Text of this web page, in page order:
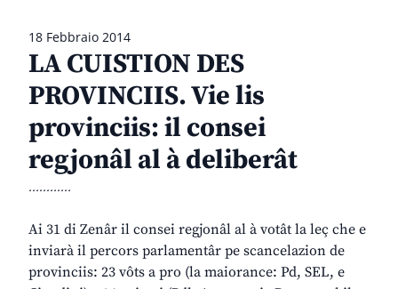
18 Febbraio 2014
LA CUISTION DES
PROVINCIIS. Vie lis
provinciis: il consei
regjonâl al à deliberât
............
Ai 31 di Zenâr il consei regjonâl al à votât la leç che e
inviarà il percors parlamentâr pe scancelazion de
provinciis: 23 vôts a pro (la maiorance: Pd, SEL, e